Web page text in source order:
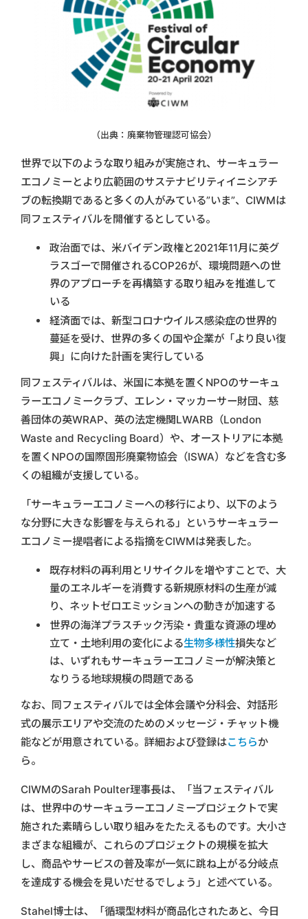
（出典：廃棄物管理認可協会）
世界で以下のような取り組みが実施され、サーキュラー
エコノミーとより広範囲のサステナビリティイニシアチ
ブの転換期であると多くの人がみている”いま”、CIWMは
同フェスティバルを開催するとしている。
政治面では、米バイデン政権と2021年11月に英グ
ラスゴーで開催されるCOP26が、環境問題への世
界のアプローチを再構築する取り組みを推進して
いる
経済面では、新型コロナウイルス感染症の世界的
蔓延を受け、世界の多くの国や企業が「より良い復
興」に向けた計画を実行している
同フェスティバルは、米国に本拠を置くNPOのサーキュ
ラーエコノミークラブ、エレン・マッカーサー財団、慈
善団体の英WRAP、英の法定機関LWARB（London
Waste and Recycling Board）や、オーストリアに本拠
を置くNPOの国際固形廃棄物協会（ISWA）などを含む多
くの組織が支援している。
「サーキュラーエコノミーへの移行により、以下のよう
な分野に大きな影響を与えられる」というサーキュラー
エコノミー提唱者による指摘をCIWMは発表した。
既存材料の再利用とリサイクルを増やすことで、大
量のエネルギーを消費する新規原材料の生産が減
り、ネットゼロエミッションへの動きが加速する
世界の海洋プラスチック汚染・貴重な資源の埋め
立て・土地利用の変化による生物多様性損失など
は、いずれもサーキュラーエコノミーが解決策と
なりうる地球規模の問題である
なお、同フェスティバルでは全体会議や分科会、対話形
式の展示エリアや交流のためのメッセージ・チャット機
能などが用意されている。詳細および登録はこちらか
ら。
CIWMのSarah Poulter理事長は、「当フェスティバル
は、世界中のサーキュラーエコノミープロジェクトで実
施された素晴らしい取り組みをたたえるものです。大小さ
まざまな組織が、これらのプロジェクトの規模を拡大
し、商品やサービスの普及率が一気に跳ね上がる分岐点
を達成する機会を見いだせるでしょう」と述べている。
Stahel博士は、「循環型材料が商品化されたあと、今日